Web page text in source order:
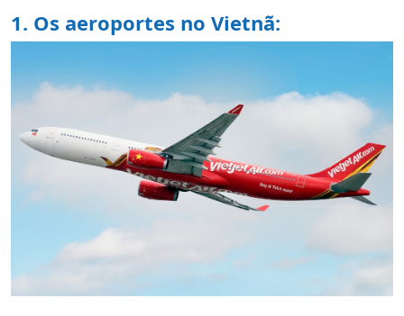
1. Os aeroportes no Vietnã: